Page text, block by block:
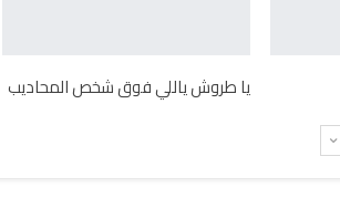
يا طروش ياللي فوق شخص المحاديب